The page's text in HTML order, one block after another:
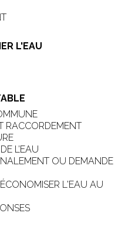
L'EAU
RACCORDEMENT
L’EAU
OU DEMANDE
L'EAU AU